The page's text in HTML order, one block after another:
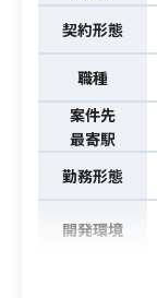
契約形態
職種
案件先
最寄駅
勤務形態
開発環境